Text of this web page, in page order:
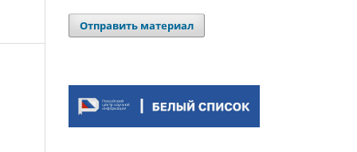
Отправить материал